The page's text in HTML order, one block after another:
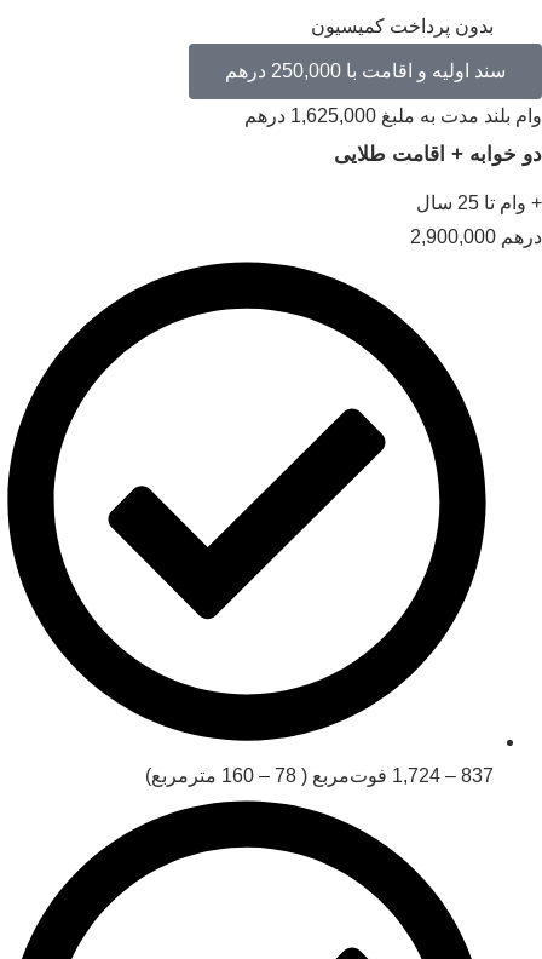
بدون پرداخت کمیسیون
سند اولیه و اقامت با 250,000 درهم
بلند مدت به ملبغ 1,625,000 درهم
خوابه + اقامت طلایی
تا 25 سال
2,900,000
837 ‒ 1,724 فوت‌مربع ( 78 ‒ 160 مترمربع)